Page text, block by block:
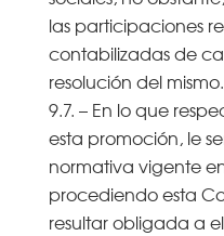
las participaciones
contabilizadas de
resolución del mismo.
9.7. – En lo que
esta promoción, le
normativa vigente
procediendo esta
resultar obligada a